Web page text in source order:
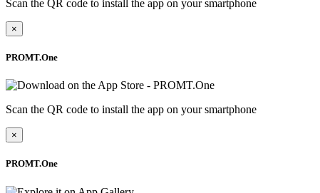
Scan the QR code to install the app on your smartphone
×
PROMT.One
Scan the QR code to install the app on your smartphone
×
PROMT.One